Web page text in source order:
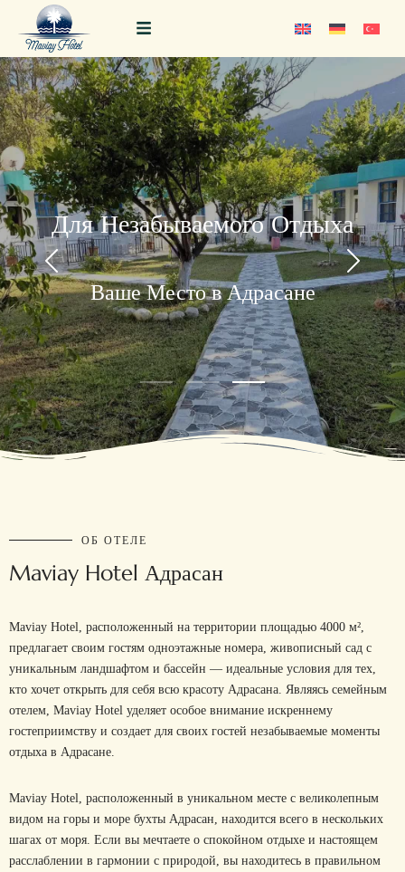
Для Незабываемого Отдыха
Ваше Место в Адрасане
ОБ ОТЕЛЕ
Maviay Hotel Адрасан
Maviay Hotel, расположенный на территории площадью 4000 м²,
предлагает своим гостям одноэтажные номера, живописный сад с
уникальным ландшафтом и бассейн — идеальные условия для тех,
кто хочет открыть для себя всю красоту Адрасана. Являясь семейным
отелем, Maviay Hotel уделяет особое внимание искреннему
гостеприимству и создает для своих гостей незабываемые моменты
отдыха в Адрасане.
Maviay Hotel, расположенный в уникальном месте с великолепным
видом на горы и море бухты Адрасан, находится всего в нескольких
шагах от моря. Если вы мечтаете о спокойном отдыхе и настоящем
расслаблении в гармонии с природой, вы находитесь в правильном